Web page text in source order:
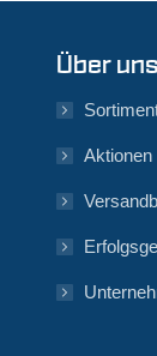
Über uns
Aktionen